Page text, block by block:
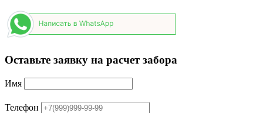
Оставьте заявку на расчет забора
Имя
Телефон